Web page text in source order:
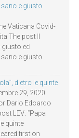
e giusto
Vaticana Covid-
The post Il
ed
e giusto
dietro le quinte
29, 2020
Dario Edoardo
LEV: “Papa
quinte
first on